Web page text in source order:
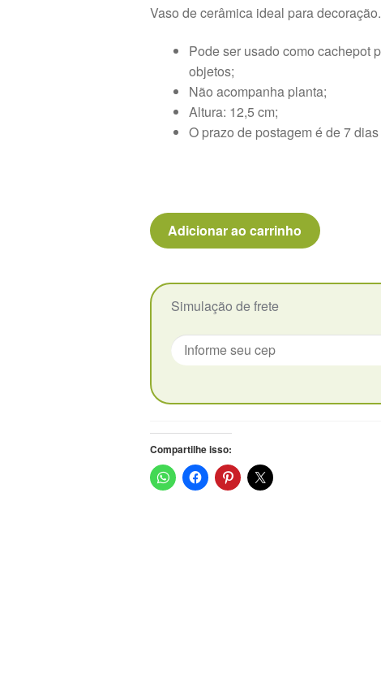
original
era:
R$26,00.
atual
é:
Vaso de cerâmica ideal para decoração.
Pode ser usado como cachepot
objetos;
Não acompanha planta;
Altura: 12,5 cm;
O prazo de postagem é de 7
Vaso
cerâmico
Pequeno
quantidade
Adicionar ao carrinho
Simulação de frete
Compartilhe isso: